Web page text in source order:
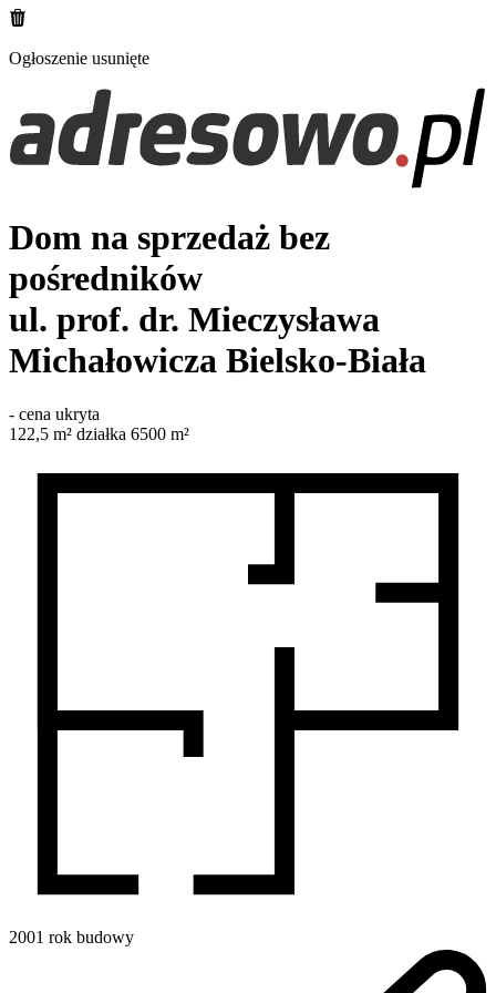
Ogłoszenie usunięte
Dom na sprzedaż bez
pośredników
ul. prof. dr. Mieczysława
Michałowicza Bielsko-Biała
- cena ukryta
122,5 m² działka 6500 m²
2001 rok budowy